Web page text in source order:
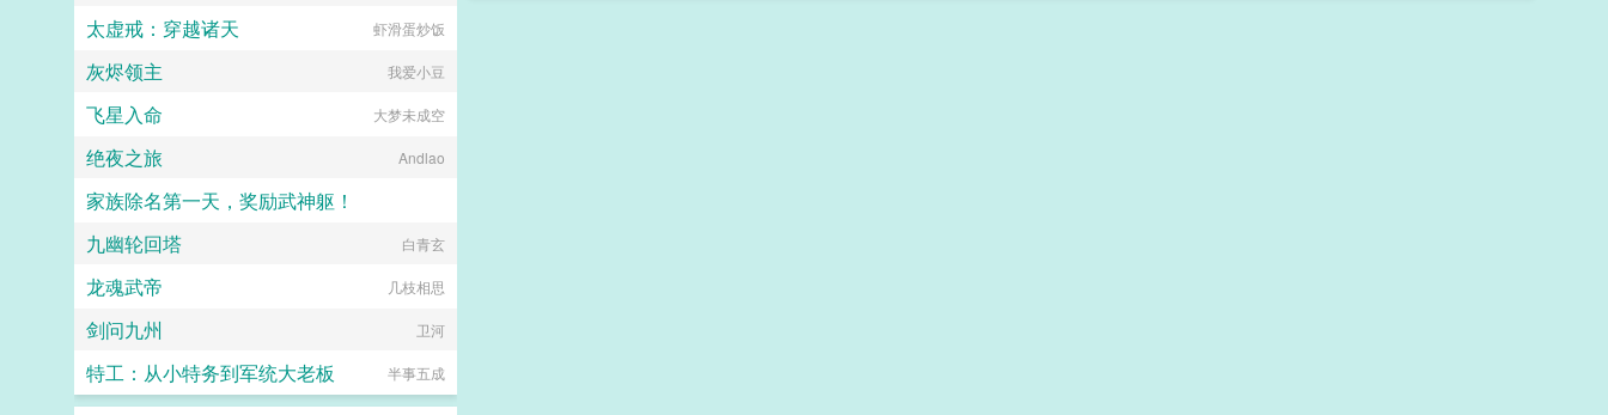
太虚戒：穿越诸天 虾滑蛋炒饭
灰烬领主 我爱小豆
飞星入命 大梦未成空
绝夜之旅 Andlao
家族除名第一天，奖励武神躯！
他们都叫我亚瑟王
九幽轮回塔 白青玄
龙魂武帝 几枝相思
剑问九州 卫河
特工：从小特务到军统大老板 半事五成